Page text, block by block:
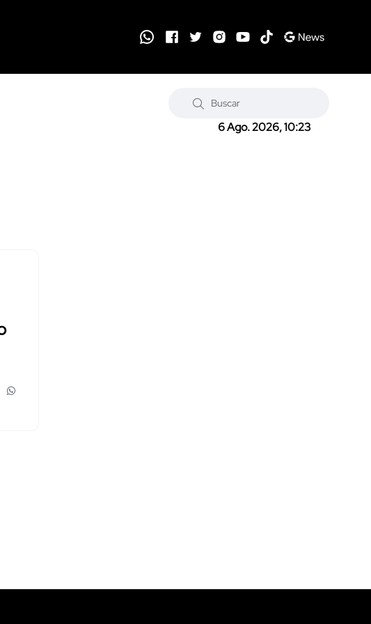
6 Ago. 2026, 10:23